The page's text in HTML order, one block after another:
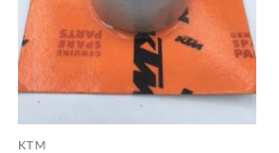
KTM